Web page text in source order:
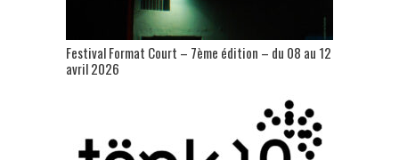
Festival Format Court – 7ème édition – du 08 au 12
avril 2026